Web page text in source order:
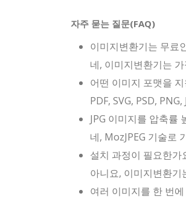
자주 묻는 질문(FAQ)
이미지변환기는 무료
네, 이미지변환기는
어떤 이미지 포맷을
PDF, SVG, PSD,
JPG 이미지를 압축률
네, MozJPEG 기술로
설치 과정이 필요한가
아니요, 이미지변환기
여러 이미지를 한 번